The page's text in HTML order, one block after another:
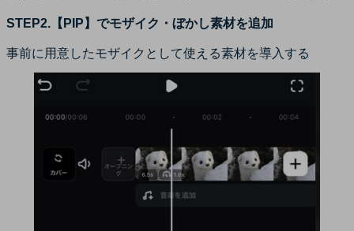
STEP2.【PIP】でモザイク・ぼかし素材を追加
事前に用意したモザイクとして使える素材を導入する